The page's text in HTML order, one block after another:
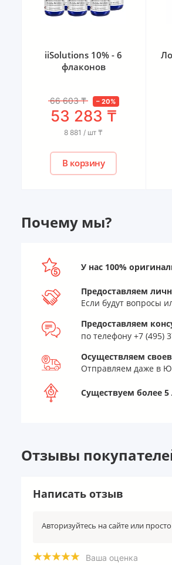
Лосьон после бритья
Bunee, 60 мл
2 565₸
В корзину
Почему мы?
У нас 100%
Предоставляем
Если будут вопросы
Предоставляем
по телефону +7 (495)
Осуществляем
Отправляем даже в
Существуем более 5
Отзывы
Написать отзыв
Авторизуйтесь на сайте или
Ваша оценка